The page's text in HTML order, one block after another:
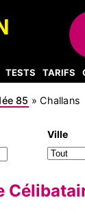
TESTS TARIFS
85 »Challans
Ville